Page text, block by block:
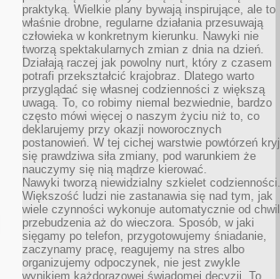
praktyką. Wielkie plany bywają inspirujące, ale to
właśnie drobne, regularne działania przesuwają
człowieka w konkretnym kierunku. Nawyki nie
tworzą spektakularnych zmian z dnia na dzień.
Działają raczej jak powolny nurt, który z czasem
potrafi przekształcić krajobraz. Dlatego warto
przyglądać się własnej codzienności z większą
uwagą. To, co robimy niemal bezwiednie, bardzo
często mówi więcej o naszym życiu niż to, co
deklarujemy przy okazji noworocznych
postanowień. W tej cichej warstwie powtórzeń
się prawdziwa siła zmiany, pod warunkiem że
nauczymy się nią mądrze kierować.
Nawyki tworzą niewidzialny szkielet codzienności.
Większość ludzi nie zastanawia się nad tym, jak
wiele czynności wykonuje automatycznie od
przebudzenia aż do wieczora. Sposób, w jaki
sięgamy po telefon, przygotowujemy śniadanie,
zaczynamy pracę, reagujemy na stres albo
organizujemy odpoczynek, nie jest zwykle
wynikiem każdorazowej świadomej decyzji. To